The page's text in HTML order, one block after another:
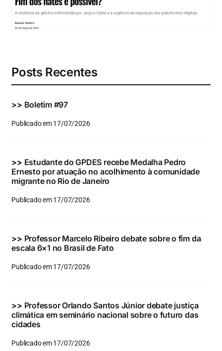
Eventos e Certificados
Comunicação
resultados
para:
Posts Recentes
>> Boletim #97
Publicado em 17/07/2026
>> Estudante do GPDES recebe Medalha Pedro
Ernesto por atuação no acolhimento à comunidade
migrante no Rio de Janeiro
Publicado em 17/07/2026
>> Professor Marcelo Ribeiro debate sobre o fim da
escala 6×1 no Brasil de Fato
Publicado em 17/07/2026
>> Professor Orlando Santos Júnior debate justiça
climática em seminário nacional sobre o futuro das
cidades
Publicado em 17/07/2026